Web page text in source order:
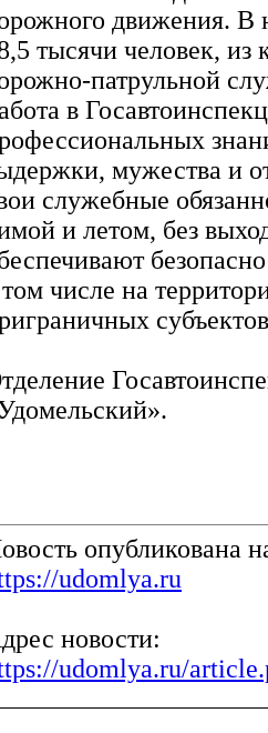
движения. В
тысячи человек, из
патрульной
в
мужества и
служебные
и летом, без
числе на
опубликована
udomlya.ru
новости:
udomlya.ru/